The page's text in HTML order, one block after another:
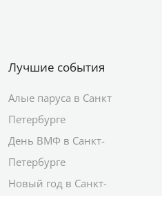
Лучшие события
Алые паруса в Санкт
Петербурге
День ВМФ в Санкт-
Петербурге
Новый год в Санкт-